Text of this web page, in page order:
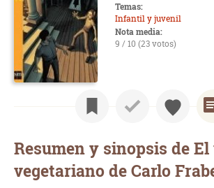
Temas:
Infantil y juvenil
Nota media:
9 / 10 (23 votos)
Resumen y sinopsis de
vegetariano de Carlo